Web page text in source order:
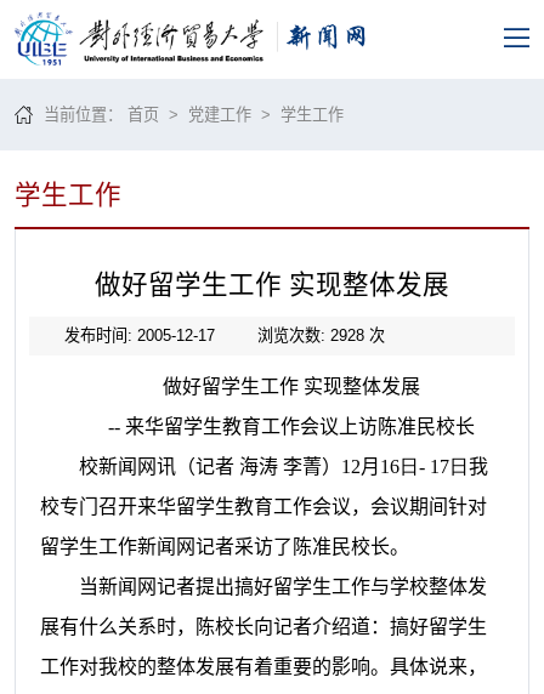
当前位置：首页 > 党建工作 > 学生工作
学生工作
做好留学生工作 实现整体发展
发布时间: 2005-12-17 浏览次数: 2928次
做好留学生工作 实现整体发展
-- 来华留学生教育工作会议上访陈准民校长
校新闻网讯（记者 海涛 李菁） 12月 16日- 17日 我
校专门召开来华留学生教育工作会议，会议期间针对
留学生工作新闻网记者采访了 陈准民校长。
当新闻网记者提出搞好留学生工作与学校整体发
展有什么关系时，陈校长向记者介绍道：搞好留学生
工作对我校的整体发展有着重要的影响。具体说来，